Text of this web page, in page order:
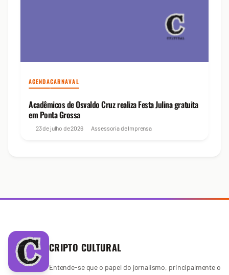
AGENDACARNAVAL
Acadêmicos de Osvaldo Cruz realiza Festa Julina gratuita
em Ponta Grossa
23 de julho de 2026 Assessoria de Imprensa
CRIPTO CULTURAL
Entende-se que o papel do jornalismo, principalmente o